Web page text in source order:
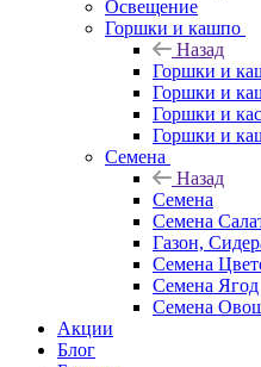
Освещение
Горшки и кашпо
Назад
Горшки и
Горшки и
Горшки и
Горшки и
Семена
Назад
Семена
Семена
Газон,
Семена
Семена Ягод
Семена
Акции
Блог